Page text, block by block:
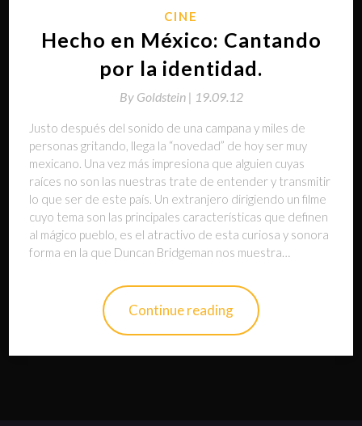
CINE
Hecho en México: Cantando
por la identidad.
By Goldstein | 19.09.12
Justo después del sonido de una campana y miles de
personas gritando, llega la “novedad” de hoy ser muy
mexicano. Una vez más impresiona que alguien cuyas
raíces no son las nuestras trate de entender y transmitir
lo que ser de este país. Un extranjero dirigiendo un filme
cuyo tema son las principales características que definen
al mágico pueblo, es el atractivo de esta curiosa y sonora
forma en la que Duncan Bridgeman nos muestra…
Continue reading